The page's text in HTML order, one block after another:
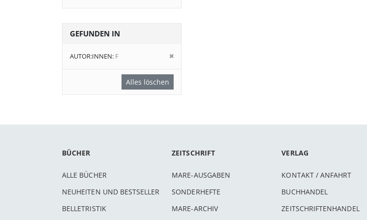
GEFUNDEN IN
AUTOR:INNEN F
Diesen
Alles löschen
BÜCHER
ALLE BÜCHER
NEUHEITEN UND BESTSELLER
BELLETRISTIK
ZEITSCHRIFT
MARE-AUSGABEN
SONDERHEFTE
MARE-ARCHIV
VERLAG
KONTAKT / ANFAHRT
BUCHHANDEL
ZEITSCHRIFTENHANDEL